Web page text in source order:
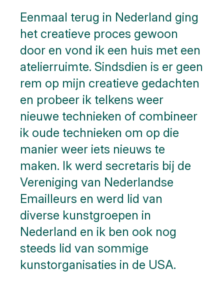
Eenmaal terug in Nederland ging
het creatieve proces gewoon
door en vond ik een huis met een
atelierruimte. Sindsdien is er geen
rem op mijn creatieve gedachten
en probeer ik telkens weer
nieuwe technieken of combineer
ik oude technieken om op die
manier weer iets nieuws te
maken. Ik werd secretaris bij de
Vereniging van Nederlandse
Emailleurs en werd lid van
diverse kunstgroepen in
Nederland en ik ben ook nog
steeds lid van sommige
kunstorganisaties in de USA.